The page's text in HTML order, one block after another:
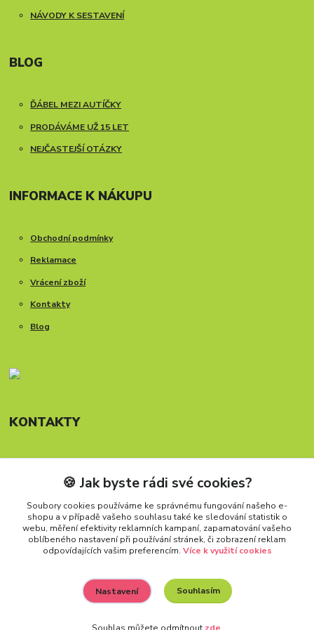
NÁVODY K SESTAVENÍ
BLOG
ĎÁBEL MEZI AUTÍČKY
PRODÁVÁME UŽ 15 LET
NEJČASTEJŠÍ OTÁZKY
INFORMACE K NÁKUPU
Obchodní podmínky
Reklamace
Vrácení zboží
Kontakty
Blog
KONTAKTY
Telefon: +420 777 288 882
Provozní doba Po-Pá, 8-15:30 hod.
info@carforkids.cz
🍪 Jak byste rádi své cookies?
Soubory cookies používáme ke správnému fungování našeho e-
shopu a v případě vašeho souhlasu také ke sledování statistik o
webu, měření efektivity reklamních kampaní, zapamatování vašeho
oblíbeného nastavení při používání stránek, či zobrazení reklam
odpovídajících vašim preferencím. Více k využití cookies
Nastavení Souhlasím
Souhlas můžete odmítnout zde